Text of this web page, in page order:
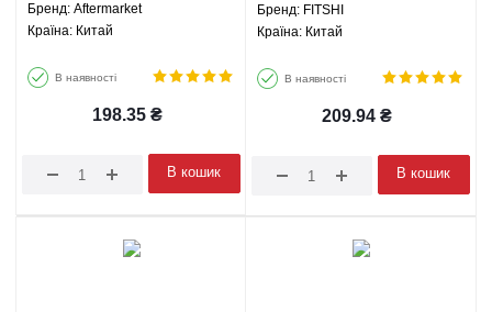
Брeнд: Aftermarket
Країна: Китай
В наявності
198.35 ₴
В кошик
Брeнд: FITSHI
Країна: Китай
В наявності
209.94 ₴
В кошик